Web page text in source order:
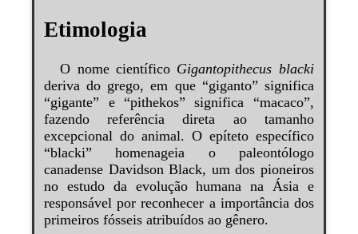
Etimologia
O nome científico Gigantopithecus blacki
deriva do grego, em que “giganto” significa
“gigante” e “pithekos” significa “macaco”,
fazendo referência direta ao tamanho
excepcional do animal. O epíteto específico
“blacki” homenageia o paleontólogo
canadense Davidson Black, um dos pioneiros
no estudo da evolução humana na Ásia e
responsável por reconhecer a importância dos
primeiros fósseis atribuídos ao gênero.